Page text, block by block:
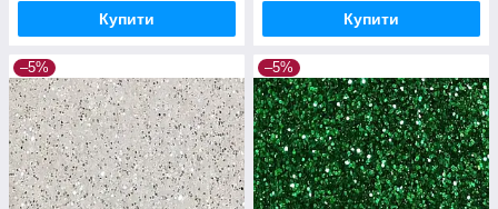
Купити Купити
–5% –5%